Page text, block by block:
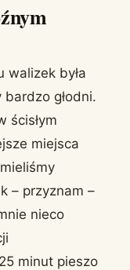
walizek była
głodni.
ścisłym
miejsca
– przyznam –
nieco
minut pieszo